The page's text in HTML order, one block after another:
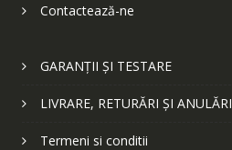
Contactează-ne
GARANȚII ȘI TESTARE
LIVRARE, RETURĂRI ȘI ANULĂRI
Termeni si conditii